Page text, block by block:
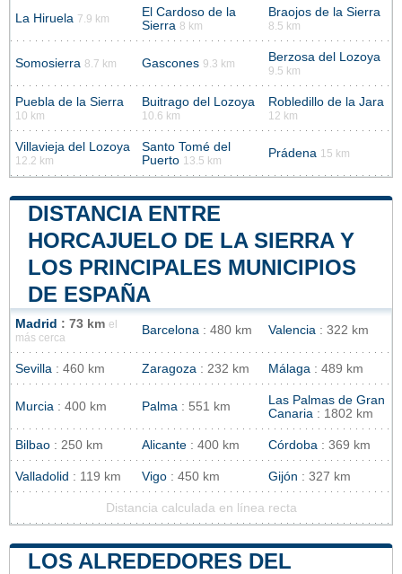
La Hiruela 7.9 km
El Cardoso de la
Sierra 8 km
Braojos de la Sierra
8.5 km
Somosierra 8.7 km Gascones 9.3 km Berzosa del Lozoya
9.5 km
Puebla de la Sierra
10 km
Buitrago del Lozoya
10.6 km
Robledillo de la Jara
12 km
Villavieja del Lozoya
12.2 km
Santo Tomé del
Puerto 13.5 km
Prádena 15 km
DISTANCIA ENTRE
HORCAJUELO DE LA SIERRA Y
LOS PRINCIPALES MUNICIPIOS
DE ESPAÑA
Madrid : 73 km el
más cerca
Barcelona : 480 km Valencia : 322 km
Sevilla : 460 km Zaragoza : 232 km Málaga : 489 km
Murcia : 400 km Palma : 551 km
Las Palmas de Gran
Canaria : 1802 km
Bilbao : 250 km Alicante : 400 km Córdoba : 369 km
Valladolid : 119 km Vigo : 450 km Gijón : 327 km
Distancia calculada en línea recta
LOS ALREDEDORES DEL